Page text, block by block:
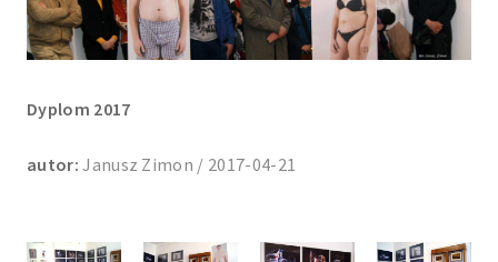
Dyplom 2017
autor: Janusz Zimon / 2017-04-21